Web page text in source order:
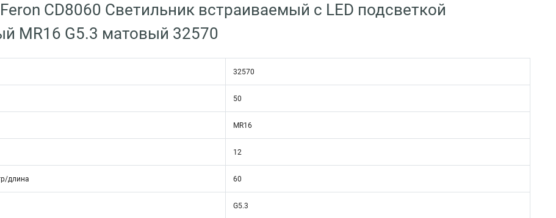
CD8060 Светильник встраиваемый с LED подсветкой
MR16 G5.3 матовый 32570
32570
50
MR16
12
длина 60
G5.3